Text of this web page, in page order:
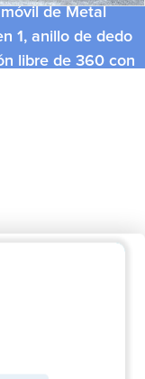
de Metal
1, anillo de dedo
libre de 360 ​​con